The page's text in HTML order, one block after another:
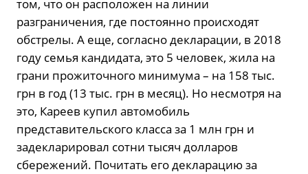
том, что он расположен на линии
разграничения, где постоянно происходят
обстрелы. А еще, согласно декларации, в 2018
году семья кандидата, это 5 человек, жила на
грани прожиточного минимума – на 158 тыс.
грн в год (13 тыс. грн в месяц). Но несмотря на
это, Кареев купил автомобиль
представительского класса за 1 млн грн и
задекларировал сотни тысяч долларов
сбережений. Почитать его декларацию за